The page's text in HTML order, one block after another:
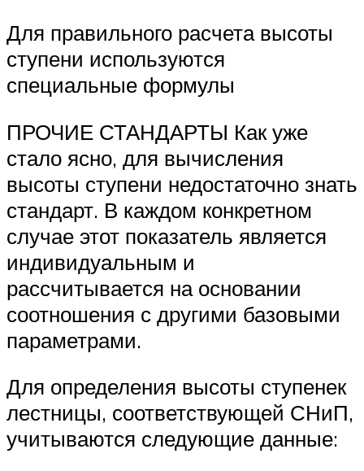
Для правильного расчета высоты
ступени используются
специальные формулы
ПРОЧИЕ СТАНДАРТЫ Как уже
стало ясно, для вычисления
высоты ступени недостаточно знать
стандарт. В каждом конкретном
случае этот показатель является
индивидуальным и
рассчитывается на основании
соотношения с другими базовыми
параметрами.
Для определения высоты ступенек
лестницы, соответствующей СНиП,
учитываются следующие данные: